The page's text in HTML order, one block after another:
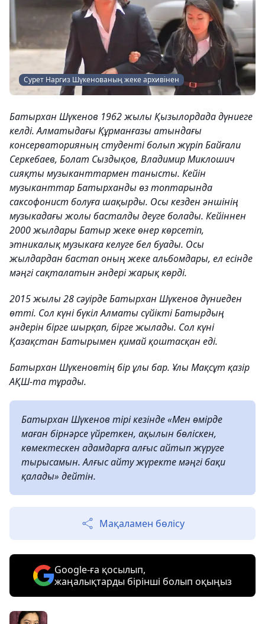
Сурет Наргиз Шүкенованың жеке архивінен
Батырхан Шүкенов 1962 жылы Қызылордада дүниеге
келді. Алматыдағы Құрманғазы атындағы
консерваторияның студенті болып жүріп Байғали
Серкебаев, Болат Сыздықов, Владимир Миклошич
сияқты музыканттармен танысты. Кейін
музыканттар Батырханды өз топтарында
саксофонист болуға шақырды. Осы кезден әншінің
музыкадағы жолы басталды деуге болады. Кейіннен
2000 жылдары Батыр жеке өнер көрсетіп,
этникалық музыкаға келуге бел буады. Осы
жылдардан бастап оның жеке альбомдары, ел есінде
мәңгі сақталатын әндері жарық көрді.
2015 жылы 28 сәуірде Батырхан Шүкенов дүниеден
өтті. Сол күні бүкіл Алматы сүйікті Батырдың
әндерін бірге шырқап, бірге жылады. Сол күні
Қазақстан Батырымен қимай қоштасқан еді.
Батырхан Шүкеновтің бір ұлы бар. Ұлы Мақсұт қазір
АҚШ-та тұрады.
Батырхан Шүкенов тірі кезінде «Мен өмірде
маған бірнәрсе үйреткен, ақылын бөліскен,
көмектескен адамдарға алғыс айтып жүруге
тырысамын. Алғыс айту жүректе мәңгі бақи
қалады» дейтін.
Мақаламен бөлісу
Google-ға қосылып,
жаңалықтарды бірінші болып оқыңыз